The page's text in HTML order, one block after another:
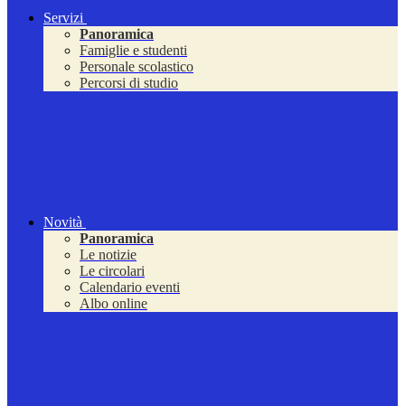
Servizi
Panoramica
Famiglie e studenti
Personale scolastico
Percorsi di studio
Novità
Panoramica
Le notizie
Le circolari
Calendario eventi
Albo online